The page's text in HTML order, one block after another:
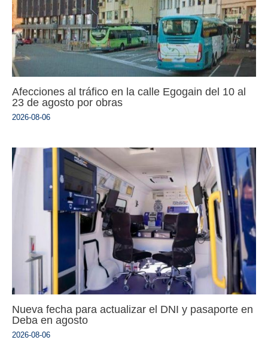
Afecciones al tráfico en la calle Egogain del 10 al
23 de agosto por obras
2026-08-06
Nueva fecha para actualizar el DNI y pasaporte en
Deba en agosto
2026-08-06